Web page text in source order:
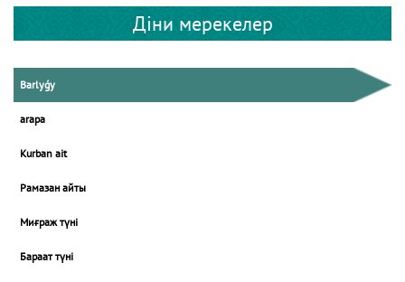
Діни мерекелер
Barlyǵy
arapa
Kurban ait
Рамазан айты
Миғраж түні
Бараат түні